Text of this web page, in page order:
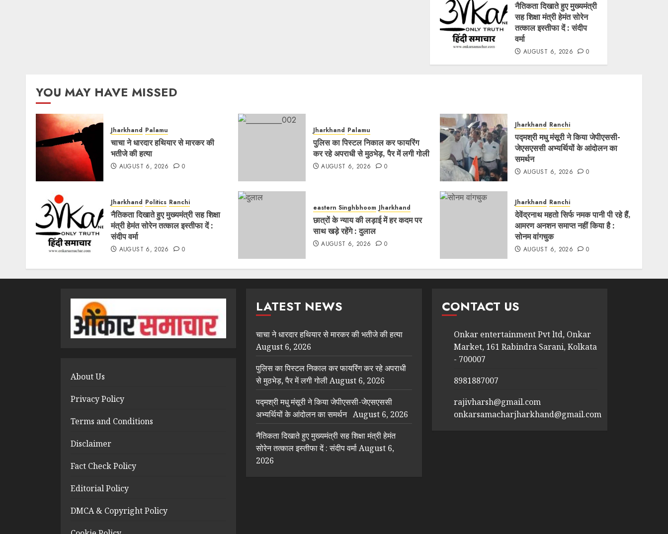
नैतिकता दिखाते हुए मुख्यमंत्री
सह शिक्षा मंत्री हेमंत सोरेन
तत्काल इस्तीफा दें : संदीप
वर्मा
AUGUST 6, 2026 0
YOU MAY HAVE MISSED
Jharkhand Palamu
चाचा ने धारदार हथियार से मारकर की
भतीजे की हत्या
AUGUST 6, 2026 0
Jharkhand Palamu
पुलिस का पिस्टल निकाल कर फायरिंग
कर रहे अपराधी से मुठभेड़, पैर में लगी गोली
AUGUST 6, 2026 0
Jharkhand Ranchi
पद्मश्री मधु मंसूरी ने किया जेपीएससी-
जेएसएससी अभ्यर्थियों के आंदोलन का
समर्थन
AUGUST 6, 2026 0
Jharkhand Politics Ranchi
नैतिकता दिखाते हुए मुख्यमंत्री सह शिक्षा
मंत्री हेमंत सोरेन तत्काल इस्तीफा दें :
संदीप वर्मा
AUGUST 6, 2026 0
eastern Singhbhoom Jharkhand
छात्रों के न्याय की लड़ाई में हर कदम पर
साथ खड़े रहेंगे : दुलाल
AUGUST 6, 2026 0
Jharkhand Ranchi
देवेंद्रनाथ महतो सिर्फ नमक पानी पी रहे हैं,
आमरण अनशन समाप्त नहीं किया है :
सोनम वांगचुक
AUGUST 6, 2026 0
About Us
Privacy Policy
Terms and Conditions
Disclaimer
Fact Check Policy
Editorial Policy
DMCA & Copyright Policy
LATEST NEWS
चाचा ने धारदार हथियार से मारकर की भतीजे की हत्या
August 6, 2026
पुलिस का पिस्टल निकाल कर फायरिंग कर रहे अपराधी
से मुठभेड़, पैर में लगी गोलीAugust 6, 2026
पद्मश्री मधु मंसूरी ने किया जेपीएससी-जेएसएससी
अभ्यर्थियों के आंदोलन का समर्थन August 6, 2026
नैतिकता दिखाते हुए मुख्यमंत्री सह शिक्षा मंत्री हेमंत
सोरेन तत्काल इस्तीफा दें : संदीप वर्माAugust 6,
2026
CONTACT US
Onkar entertainment Pvt ltd, Onkar
Market, 161 Rabindra Sarani, Kolkata
- 700007
8981887007
rajivharsh@gmail.com
onkarsamacharjharkhand@gmail.com